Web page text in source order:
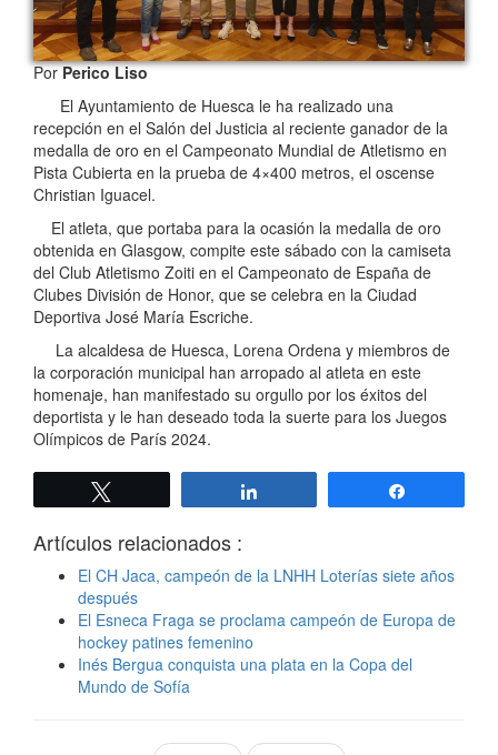
PorPerico Liso
El Ayuntamiento de Huesca le ha realizado una
recepción en el Salón del Justicia al reciente ganador de la
medalla de oro en el Campeonato Mundial de Atletismo en
Pista Cubierta en la prueba de 4×400 metros, el oscense
Christian Iguacel.
El atleta, que portaba para la ocasión la medalla de oro
obtenida en Glasgow, compite este sábado con la camiseta
del Club Atletismo Zoiti en el Campeonato de España de
Clubes División de Honor, que se celebra en la Ciudad
Deportiva José María Escriche.
La alcaldesa de Huesca, Lorena Ordena y miembros de
la corporación municipal han arropado al atleta en este
homenaje, han manifestado su orgullo por los éxitos del
deportista y le han deseado toda la suerte para los Juegos
Olímpicos de París 2024.
Artículos relacionados :
El CH Jaca, campeón de la LNHH Loterías siete años
después
El Esneca Fraga se proclama campeón de Europa de
hockey patines femenino
Inés Bergua conquista una plata en la Copa del
Mundo de Sofía